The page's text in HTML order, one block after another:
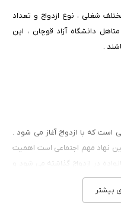
شغلی ، نوع ازدواج و تعداد
دانشگاه آزاد قوچان ، این
.
است که با ازدواج آغاز می شود .
این نهاد مهم اجتماعی است اهمیت
در ازدواج گذاشته می شود و
رود دیوار کج
بیشتر